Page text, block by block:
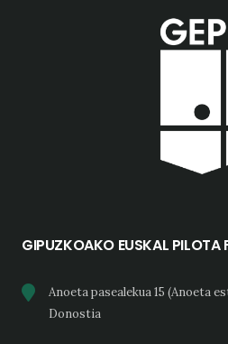
GIPUZKOAKO EUSKAL PILOTA
Anoeta pasealekua 15 (Anoeta
Donostia